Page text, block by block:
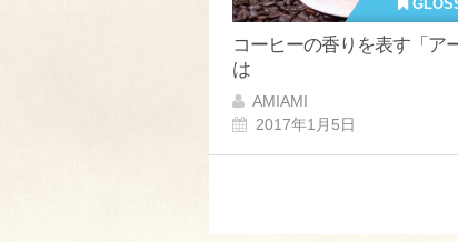
コーヒーの香りを表す「ア
は
AMIAMI
2017年1月5日